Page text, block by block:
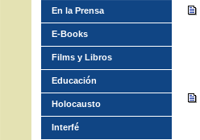
En la Prensa
E-Books
Films y Libros
Educación
Holocausto
Interfé